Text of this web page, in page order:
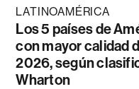
LATINOAMÉRICA
Los 5 países de
con mayor calidad
2026, según
Wharton